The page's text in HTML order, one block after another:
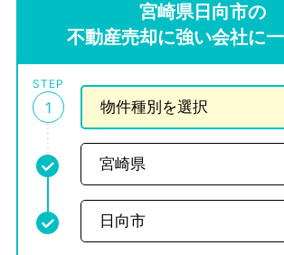
宮崎県日向市の
不動産売却に強い会社に
STEP
1